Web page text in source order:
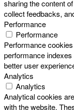
sharing the content
collect feedbacks,
Performance
Performance
Performance
performance
better user
Analytics
Analytics
Analytical cookies
with the website.